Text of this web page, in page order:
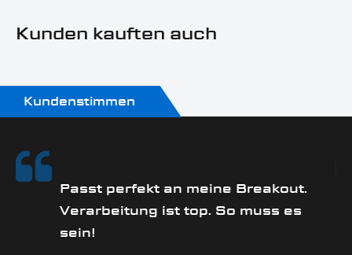
Kunden kauften auch
Kundenstimmen
meine Breakout.
top. So muss es
Sehr schnelle
unkomplizierte